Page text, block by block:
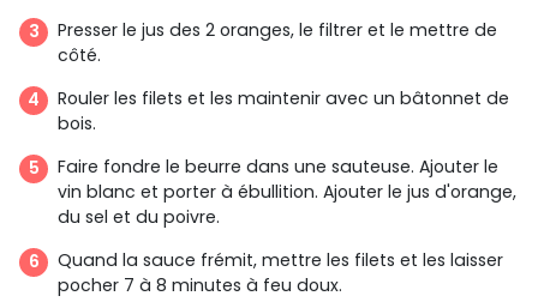
Presser le jus des 2 oranges, le filtrer et le mettre de
côté.
Rouler les filets et les maintenir avec un bâtonnet de
bois.
Faire fondre le beurre dans une sauteuse. Ajouter le
vin blanc et porter à ébullition. Ajouter le jus d'orange,
du sel et du poivre.
Quand la sauce frémit, mettre les filets et les laisser
pocher 7 à 8 minutes à feu doux.